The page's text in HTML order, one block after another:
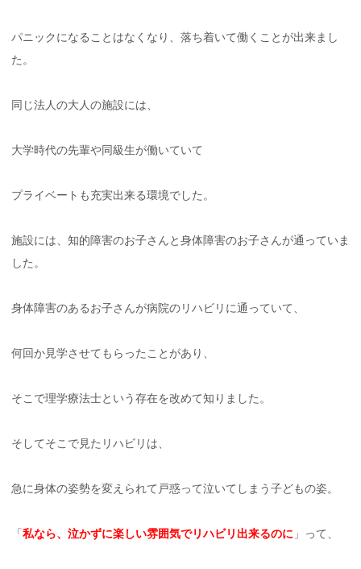
パニックになることはなくなり、落ち着いて働くことが出来まし
た。
同じ法人の大人の施設には、
大学時代の先輩や同級生が働いていて
プライベートも充実出来る環境でした。
施設には、知的障害のお子さんと身体障害のお子さんが通っていま
した。
身体障害のあるお子さんが病院のリハビリに通っていて、
何回か見学させてもらったことがあり、
そこで理学療法士という存在を改めて知りました。
そしてそこで見たリハビリは、
急に身体の姿勢を変えられて戸惑って泣いてしまう子どもの姿。
「 私なら、泣かずに楽しい雰囲気でリハビリ出来るのに 」って、